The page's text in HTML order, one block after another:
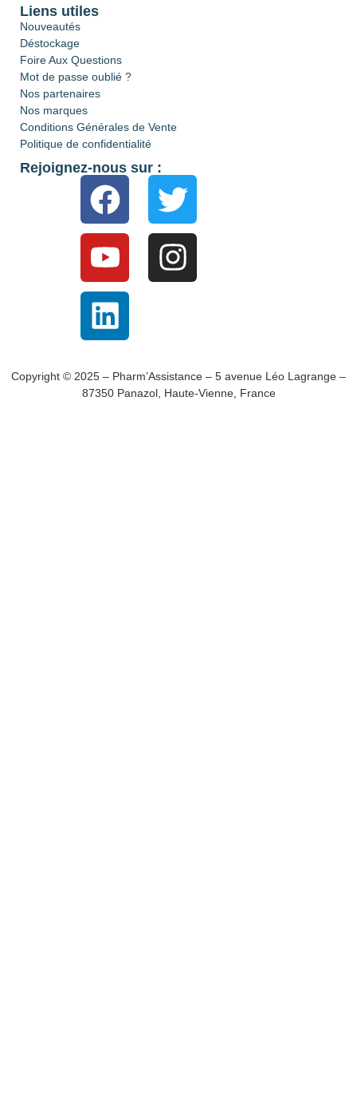
Liens utiles
Nouveautés
Déstockage
Foire Aux Questions
Mot de passe oublié ?
Nos partenaires
Nos marques
Conditions Générales de Vente
Politique de confidentialité
Rejoignez-nous sur :
Copyright © 2025 – Pharm’Assistance – 5 avenue Léo Lagrange –
87350 Panazol, Haute-Vienne, France